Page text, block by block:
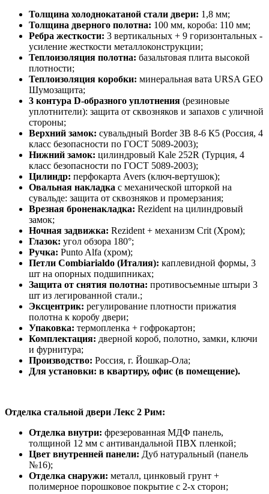
Толщина холоднокатаной стали двери: 1,8 мм;
Толщина дверного полотна: 100 мм, короба: 110 мм;
Ребра жесткости: 3 вертикальных + 9 горизонтальных -
усиление жесткости металлоконструкции;
Теплоизоляция полотна: базальтовая плита высокой
плотности;
Теплоизоляция коробки: минеральная вата URSA GEO
Шумозащита;
3 контура D-образного уплотнения (резиновые
уплотнители): защита от сквозняков и запахов с уличной
стороны;
Верхний замок: сувальдный Border ЗВ 8-6 К5 (Россия, 4
класс безопасности по ГОСТ 5089-2003);
Нижний замок: цилиндровый Kale 252R (Турция, 4
класс безопасности по ГОСТ 5089-2003);
Цилиндр: перфокарта Avers (ключ-вертушок);
Овальная накладка с механической шторкой на
сувальде: защита от сквозняков и промерзания;
Врезная броненакладка: Rezident на цилиндровый
замок;
Ночная задвижка: Rezident + механизм Crit (Хром);
Глазок: угол обзора 180°;
Ручка: Punto Alfa (хром);
Петли Combiarialdo (Италия): каплевидной формы, 3
шт на опорных подшипниках;
Защита от снятия полотна: противосъемные штыри 3
шт из легированной стали.;
Эксцентрик: регулирование плотности прижатия
полотна к коробу двери;
Упаковка: термопленка + гофрокартон;
Комплектация: дверной короб, полотно, замки, ключи
и фурнитура;
Производство: Россия, г. Йошкар-Ола;
Для установки: в квартиру, офис (в помещение).
Отделка стальной двери Лекс 2 Рим:
Отделка внутри: фрезерованная МДФ панель,
толщиной 12 мм с антивандальной ПВХ пленкой;
Цвет внутренней панели: Дуб натуральный (панель
№16);
Отделка снаружи: металл, цинковый грунт +
полимерное порошковое покрытие с 2-х сторон;